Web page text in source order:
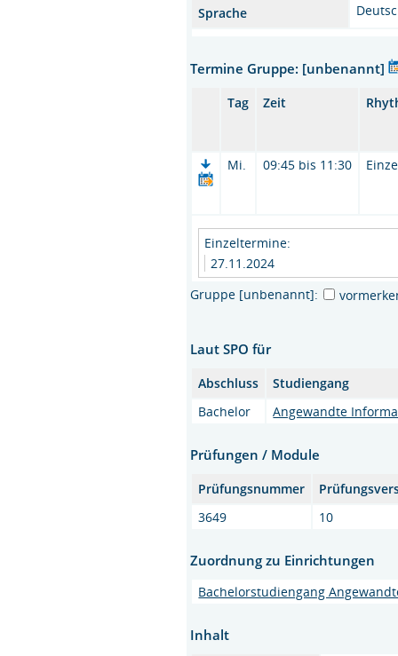
Sprache
Termine Gruppe: [unbenannt]
Tag Zeit
Mi. 09:45 bis 11:30
Einzeltermine:
27.11.2024
Gruppe [unbenannt]:
Laut SPO für
Abschluss
Studiengang
Bachelor
Angewandte
Prüfungen / Module
Prüfungsnummer
3649
10
Zuordnung zu Einrichtungen
Bachelorstudiengang
Inhalt